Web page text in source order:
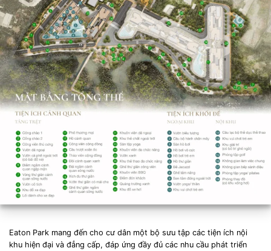
Eaton Park mang đến cho cư dân một bộ sưu tập các tiện ích nội
khu hiện đại và đẳng cấp, đáp ứng đầy đủ các nhu cầu phát triển